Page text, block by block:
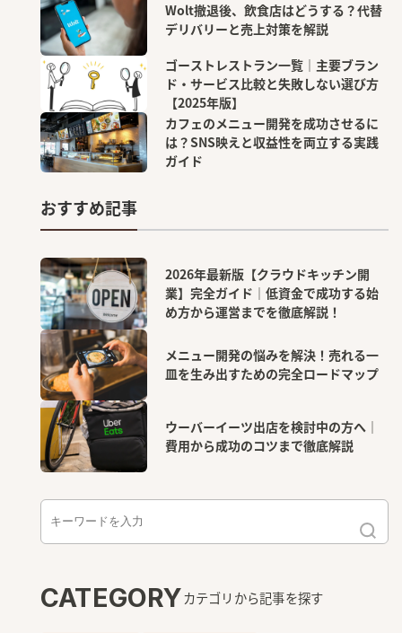
Wolt撤退後、飲食店はどうする？代替
デリバリーと売上対策を解説
ゴーストレストラン一覧｜主要ブラン
ド・サービス比較と失敗しない選び方
【2025年版】
カフェのメニュー開発を成功させるに
は？SNS映えと収益性を両立する実践
ガイド
おすすめ記事
2026年最新版【クラウドキッチン開
業】完全ガイド｜低資金で成功する始
め方から運営までを徹底解説！
メニュー開発の悩みを解決！売れる一
皿を生み出すための完全ロードマップ
ウーバーイーツ出店を検討中の方へ｜
費用から成功のコツまで徹底解説
CATEGORYカテゴリから記事を探す